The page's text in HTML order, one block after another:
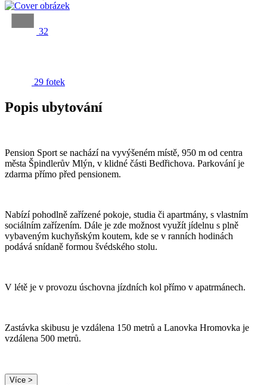
32
29 fotek
Popis ubytování
Pension Sport se nachází na vyvýšeném místě, 950 m od centra
města Špindlerův Mlýn, v klidné části Bedřichova. Parkování je
zdarma přímo před pensionem.
Nabízí pohodlně zařízené pokoje, studia či apartmány, s vlastním
sociálním zařízením. Dále je zde možnost využít jídelnu s plně
vybaveným kuchyňským koutem, kde se v ranních hodinách
podává snídaně formou švédského stolu.
V létě je v provozu úschovna jízdních kol přímo v apatrmánech.
Zastávka skibusu je vzdálena 150 metrů a Lanovka Hromovka je
vzdálena 500 metrů.
Více >